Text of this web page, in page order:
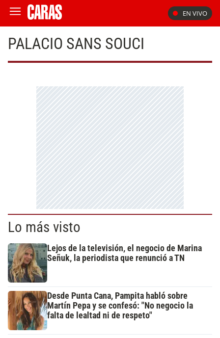
EN VIVO
PALACIO SANS SOUCI
Lo más visto
Lejos de la televisión, el negocio de Marina
Señuk, la periodista que renunció a TN
Desde Punta Cana, Pampita habló sobre
Martín Pepa y se confesó: "No negocio la
falta de lealtad ni de respeto"